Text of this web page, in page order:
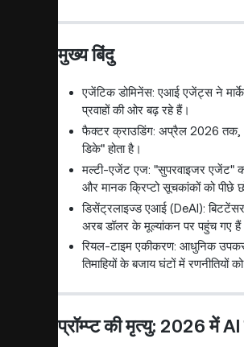
मुख्य बिंदु
एजेंटिक डोमिनेंस: एआई एजेंट्स ने
प्रवाहों की ओर बढ़ रहे हैं।
फैक्टर क्राउडिंग: अप्रैल 2026
डिके" होता है।
मल्टी-एजेंट एज: "सुपरवाइजर एजेंट"
और मानक क्रिप्टो सूचकांकों को पीछे
डिसेंट्रलाइज्ड एआई (DeAI):
अरब डॉलर के मूल्यांकन पर पहुंच गए
रियल-टाइम एकीकरण: आधुनिक
तिमाहियों के बजाय घंटों में रणनीतियों
प्रॉम्प्ट की मृत्यु: 2026 में